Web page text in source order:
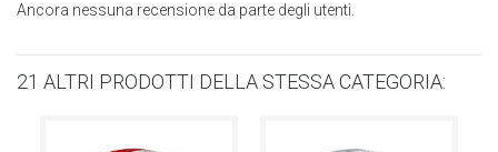
Ancora nessuna recensione da parte degli utenti.
21 ALTRI PRODOTTI DELLA STESSA CATEGORIA: